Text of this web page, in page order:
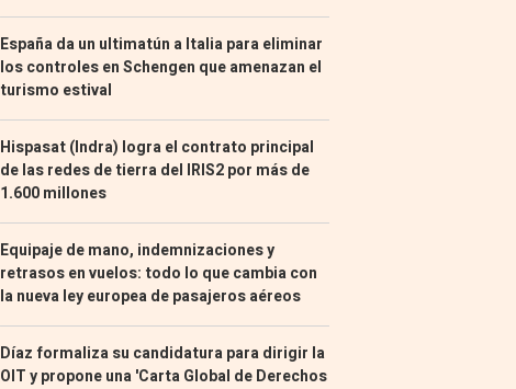
España da un ultimatún a Italia para eliminar
los controles en Schengen que amenazan el
turismo estival
Hispasat (Indra) logra el contrato principal
de las redes de tierra del IRIS2 por más de
1.600 millones
Equipaje de mano, indemnizaciones y
retrasos en vuelos: todo lo que cambia con
la nueva ley europea de pasajeros aéreos
Díaz formaliza su candidatura para dirigir la
OIT y propone una 'Carta Global de Derechos